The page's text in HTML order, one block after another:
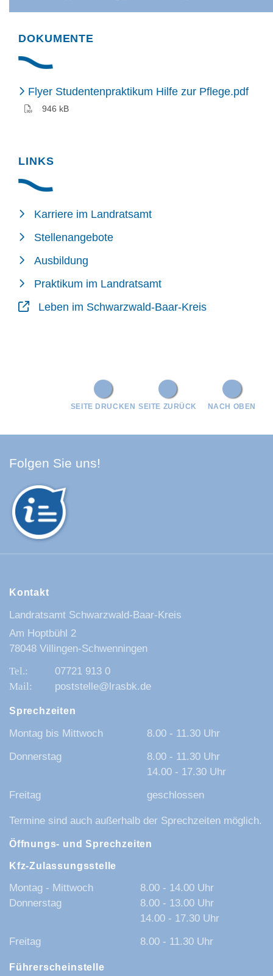
DOKUMENTE
Flyer Studentenpraktikum Hilfe zur Pflege.pdf
946 kB
LINKS
Karriere im Landratsamt
Stellenangebote
Ausbildung
Praktikum im Landratsamt
Leben im Schwarzwald-Baar-Kreis
NACH OBEN
SEITE ZURÜCK
SEITE DRUCKEN
Folgen Sie uns!
Kontakt
Landratsamt Schwarzwald-Baar-Kreis
Am Hoptbühl 2
78048 Villingen-Schwenningen
07721 913 0
poststelle@lrasbk.de
Sprechzeiten
Montag bis Mittwoch
8.00 - 11.30 Uhr
Donnerstag
8.00 - 11.30 Uhr
14.00 - 17.30 Uhr
Freitag
geschlossen
Termine sind auch außerhalb der Sprechzeiten möglich.
Öffnungs- und Sprechzeiten
Kfz-Zulassungsstelle
Montag - Mittwoch
8.00 - 14.00 Uhr
Donnerstag
8.00 - 13.00 Uhr
14.00 - 17.30 Uhr
Freitag
8.00 - 11.30 Uhr
Führerscheinstelle